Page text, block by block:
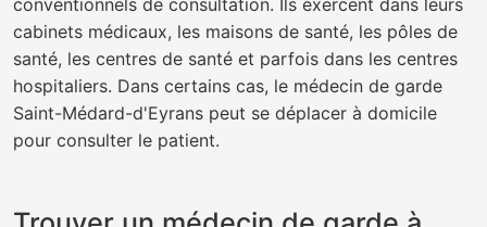
conventionnels de consultation. Ils exercent dans leurs
cabinets médicaux, les maisons de santé, les pôles de
santé, les centres de santé et parfois dans les centres
hospitaliers. Dans certains cas, le médecin de garde
Saint-Médard-d'Eyrans peut se déplacer à domicile
pour consulter le patient.